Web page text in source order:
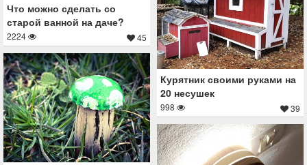
Что можно сделать со
старой ванной на даче?
2224 45
Курятник своими руками на
20 несушек
998 39